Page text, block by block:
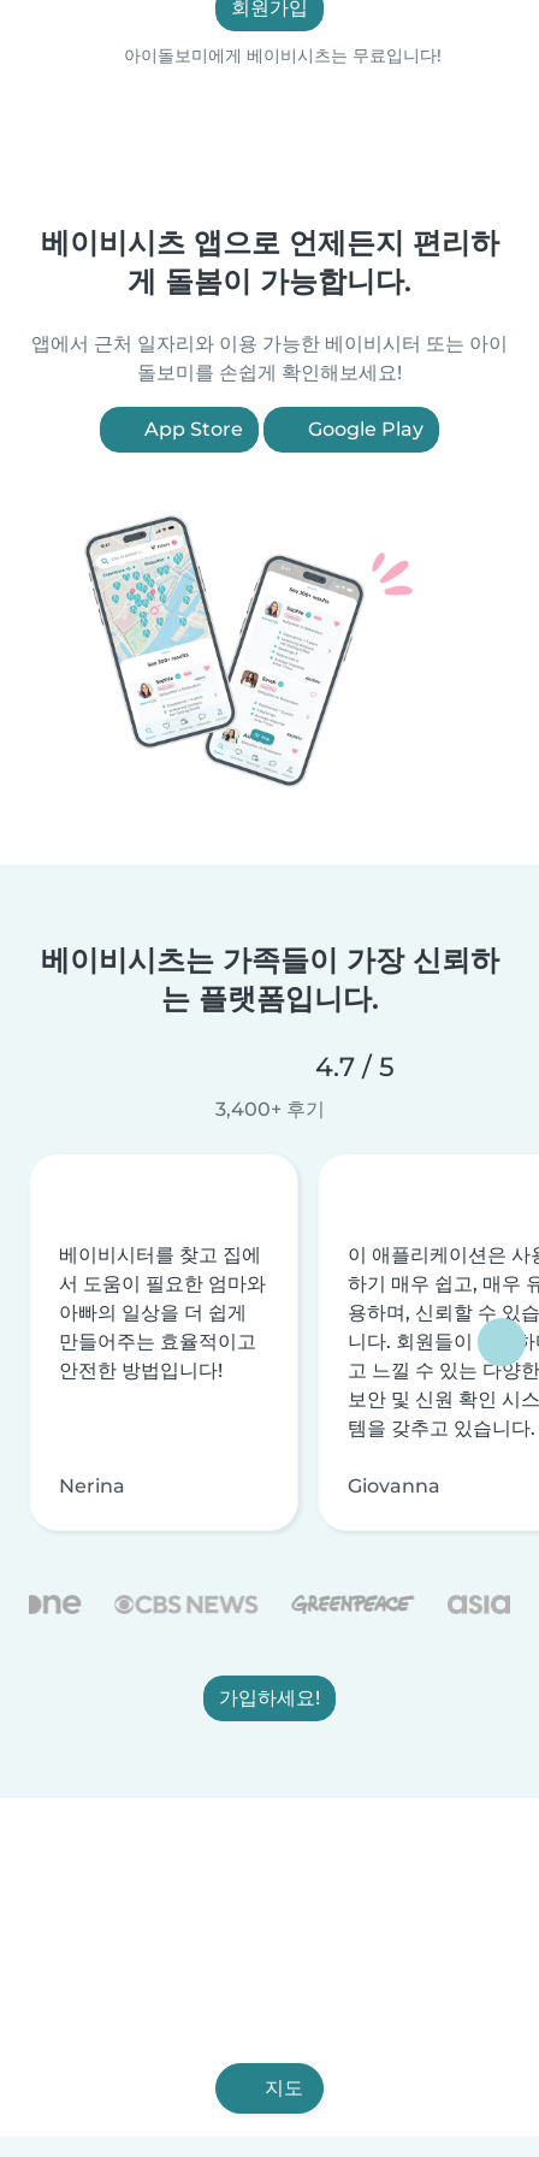
회원가입
아이돌보미에게 베이비시츠는 무료입니다!
베이비시츠 앱으로 언제든지 편리하
게 돌봄이 가능합니다.
앱에서 근처 일자리와 이용 가능한 베이비시터 또는 아이
돌보미를 손쉽게 확인해보세요!
App Store Google Play
베이비시츠는 가족들이 가장 신뢰하
는 플랫폼입니다.
4.7 / 5
3,400+ 후기
베이비시터를 찾고 집에
서 도움이 필요한 엄마와
아빠의 일상을 더 쉽게
만들어주는 효율적이고
안전한 방법입니다!
Nerina
이 애플리케이션은 사
하기 매우 쉽고, 매우
용하며, 신뢰할 수 있습
니다. 회원들이 안전
고 느낄 수 있는 다양한
보안 및 신원 확인 시스
템을 갖추고 있습니다.
Giovanna
가입하세요!
지도